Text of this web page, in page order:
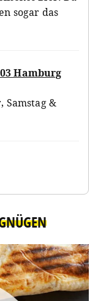
sogar das
Hamburg
Samstag &